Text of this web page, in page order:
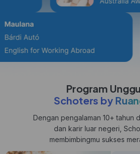
Program
Schoters by
Dengan pengalaman 10+ tahun
dan karir luar negeri,
membimbingmu sukses